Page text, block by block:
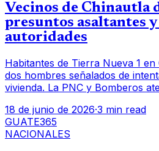
Vecinos de Chinautla
presuntos asaltantes
autoridades
Habitantes de Tierra Nueva 1
dos hombres señalados de
vivienda. La PNC y Bomberos
18 de junio de 2026·3 min read
GUATE365
NACIONALES